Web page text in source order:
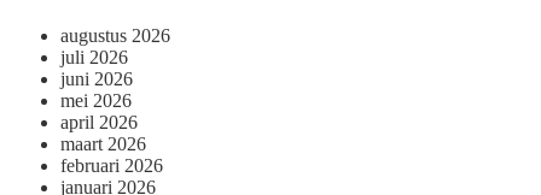
augustus 2026
juli 2026
juni 2026
mei 2026
april 2026
maart 2026
februari 2026
januari 2026